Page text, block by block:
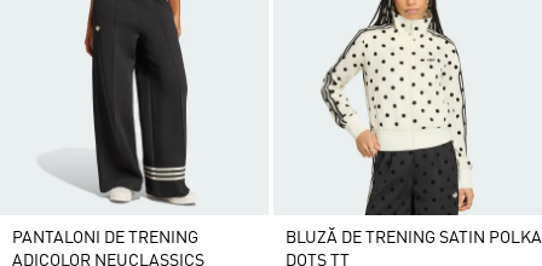
PANTALONI DE TRENING
ADICOLOR NEUCLASSICS
BLUZĂ DE TRENING SATIN POLKA
DOTS TT